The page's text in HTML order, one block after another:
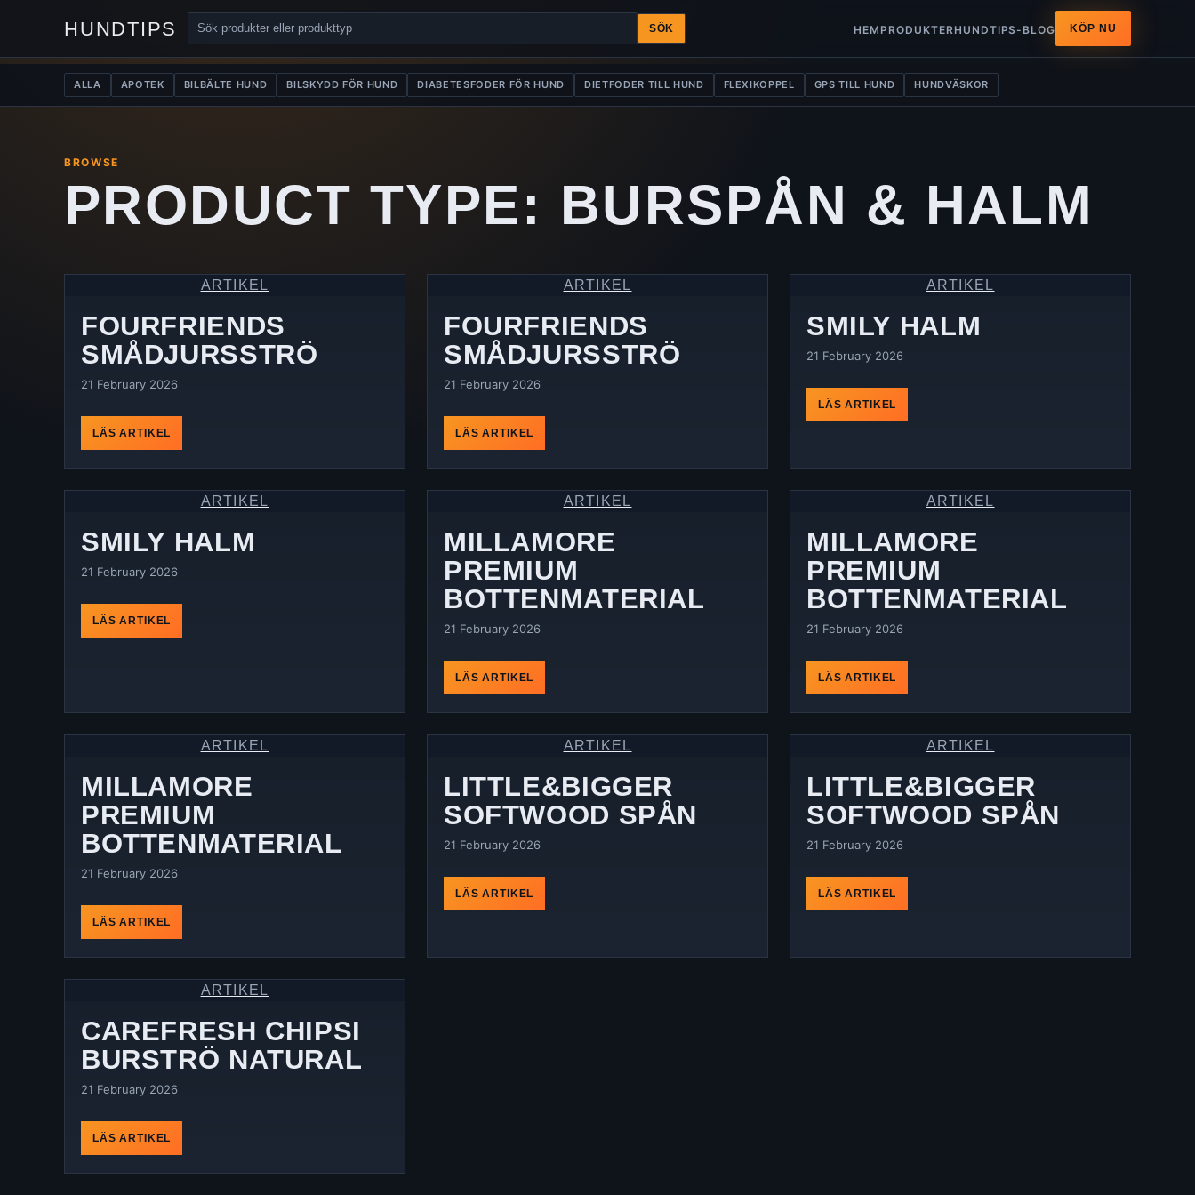
HUNDTIPS SÖK HEM PRODUKTERHUNDTIPS-BLOG KÖP NU
ALLA APOTEK BILBÄLTE HUND BILSKYDD FÖR HUND DIABETESFODER FÖR HUND DIETFODER TILL HUND FLEXIKOPPEL GPS TILL HUND HUNDVÄSKOR
BROWSE
PRODUCT TYPE: BURSPÅN & HALM
ARTIKEL
FOURFRIENDS
SMÅDJURSSTRÖ
21 February 2026
LÄS ARTIKEL
ARTIKEL
FOURFRIENDS
SMÅDJURSSTRÖ
21 February 2026
LÄS ARTIKEL
ARTIKEL
SMILY HALM
21 February 2026
LÄS ARTIKEL
ARTIKEL
SMILY HALM
21 February 2026
LÄS ARTIKEL
ARTIKEL
MILLAMORE
PREMIUM
BOTTENMATERIAL
21 February 2026
LÄS ARTIKEL
ARTIKEL
MILLAMORE
PREMIUM
BOTTENMATERIAL
21 February 2026
LÄS ARTIKEL
ARTIKEL
MILLAMORE
PREMIUM
BOTTENMATERIAL
21 February 2026
LÄS ARTIKEL
ARTIKEL
LITTLE&BIGGER
SOFTWOOD SPÅN
21 February 2026
LÄS ARTIKEL
ARTIKEL
LITTLE&BIGGER
SOFTWOOD SPÅN
21 February 2026
LÄS ARTIKEL
ARTIKEL
CAREFRESH CHIPSI
BURSTRÖ NATURAL
21 February 2026
LÄS ARTIKEL